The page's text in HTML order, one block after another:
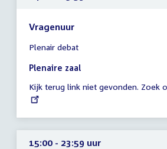
Vragenuur
vergadering
14:00
23:59
uur
Plenair debat
Plenaire zaal
Kijk terug link niet gevonden. Zoek
15:00 - 23:59 uur